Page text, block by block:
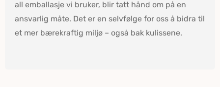
all emballasje vi bruker, blir tatt hånd om på en
ansvarlig måte. Det er en selvfølge for oss å bidra til
et mer bærekraftig miljø – også bak kulissene.